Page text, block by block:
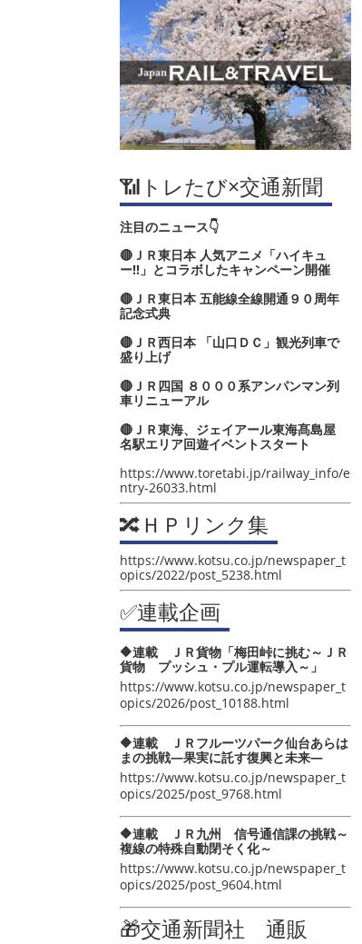
📶トレたび×交通新聞
注目のニュース👇
🔴ＪＲ東日本 人気アニメ「ハイキュ
ー‼」とコラボしたキャンペーン開催
🔴ＪＲ東日本 五能線全線開通９０周年
記念式典
🔴ＪＲ西日本 「山口ＤＣ」観光列車で
盛り上げ
🔴ＪＲ四国 ８０００系アンパンマン列
車リニューアル
🔴ＪＲ東海、ジェイアール東海髙島屋
名駅エリア回遊イベントスタート
https://www.toretabi.jp/railway_info/e
ntry-26033.html
🔀ＨＰリンク集
https://www.kotsu.co.jp/newspaper_t
opics/2022/post_5238.html
✅連載企画
🔶連載 ＪＲ貨物「梅田峠に挑む～ＪＲ
貨物 プッシュ・プル運転導入～」
https://www.kotsu.co.jp/newspaper_t
opics/2026/post_10188.html
🔶連載 ＪＲフルーツパーク仙台あらは
まの挑戦―果実に託す復興と未来―
https://www.kotsu.co.jp/newspaper_t
opics/2025/post_9768.html
🔶連載 ＪＲ九州 信号通信課の挑戦～
複線の特殊自動閉そく化～
https://www.kotsu.co.jp/newspaper_t
opics/2025/post_9604.html
🎁交通新聞社 通販